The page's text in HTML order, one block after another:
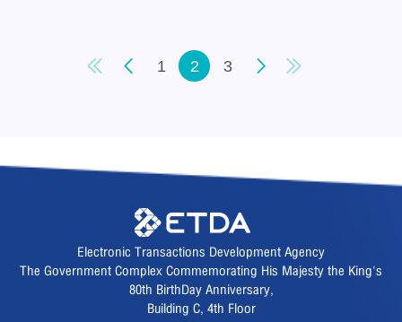
1 2 3
Electronic Transactions Development Agency
The Government Complex Commemorating His Majesty the King's
80th BirthDay Anniversary,
Building C, 4th Floor